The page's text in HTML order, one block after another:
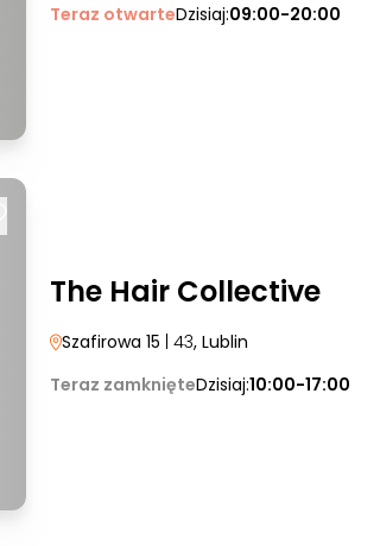
Teraz otwarteDzisiaj:09:00-20:00
The Hair Collective
Szafirowa 15 | 43, Lublin
Teraz zamknięteDzisiaj:10:00-17:00